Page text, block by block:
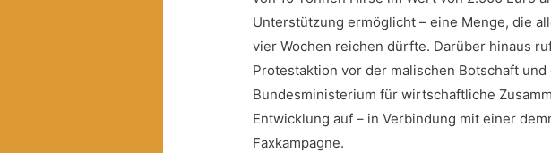
Unterstützung ermöglicht – eine Menge, die
vier Wochen reichen dürfte. Darüber hinaus
Protestaktion vor der malischen Botschaft und
Bundesministerium für wirtschaftliche
Entwicklung auf – in Verbindung mit einer
Faxkampagne.